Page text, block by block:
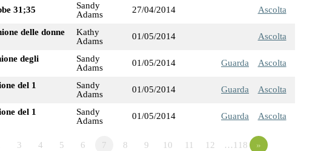
31;35
Sandy
Adams
27/04/2014 Ascolta
delle donne
Kathy
Adams
01/05/2014 Ascolta
degli
Sandy
Adams
01/05/2014 Guarda Ascolta
del 1
Sandy
Adams
01/05/2014 Guarda Ascolta
del 1
Sandy
Adams
01/05/2014 Guarda Ascolta
3 4 5 6 7 8 9 10 11 12 …118 »